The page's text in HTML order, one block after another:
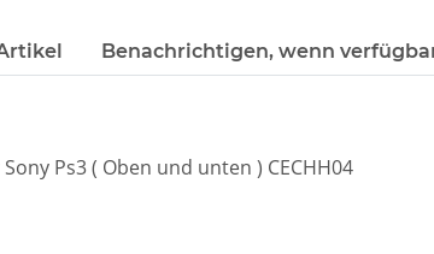
Benachrichtigen, wenn
Ps3 ( Oben und unten ) CECHH04